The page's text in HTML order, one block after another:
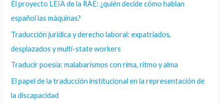
El proyecto LEIA de la RAE: ¿quién decide cómo hablan
español las máquinas?
Traducción jurídica y derecho laboral: expatriados,
desplazados y multi-state workers
Traducir poesía: malabarismos con rima, ritmo y alma
El papel de la traducción institucional en la representación de
la discapacidad